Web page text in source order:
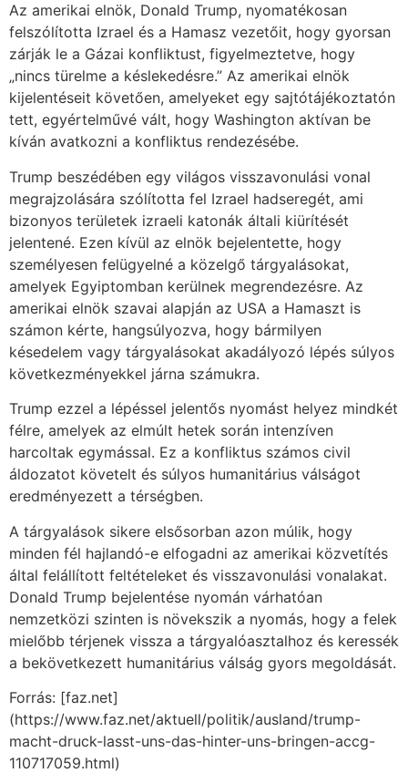
Az amerikai elnök, Donald Trump, nyomatékosan
felszólította Izrael és a Hamasz vezetőit, hogy gyorsan
zárják le a Gázai konfliktust, figyelmeztetve, hogy
„nincs türelme a késlekedésre.” Az amerikai elnök
kijelentéseit követően, amelyeket egy sajtótájékoztatón
tett, egyértelművé vált, hogy Washington aktívan be
kíván avatkozni a konfliktus rendezésébe.
Trump beszédében egy világos visszavonulási vonal
megrajzolására szólította fel Izrael hadseregét, ami
bizonyos területek izraeli katonák általi kiürítését
jelentené. Ezen kívül az elnök bejelentette, hogy
személyesen felügyelné a közelgő tárgyalásokat,
amelyek Egyiptomban kerülnek megrendezésre. Az
amerikai elnök szavai alapján az USA a Hamaszt is
számon kérte, hangsúlyozva, hogy bármilyen
késedelem vagy tárgyalásokat akadályozó lépés súlyos
következményekkel járna számukra.
Trump ezzel a lépéssel jelentős nyomást helyez mindkét
félre, amelyek az elmúlt hetek során intenzíven
harcoltak egymással. Ez a konfliktus számos civil
áldozatot követelt és súlyos humanitárius válságot
eredményezett a térségben.
A tárgyalások sikere elsősorban azon múlik, hogy
minden fél hajlandó-e elfogadni az amerikai közvetítés
által felállított feltételeket és visszavonulási vonalakat.
Donald Trump bejelentése nyomán várhatóan
nemzetközi szinten is növekszik a nyomás, hogy a felek
mielőbb térjenek vissza a tárgyalóasztalhoz és keressék
a bekövetkezett humanitárius válság gyors megoldását.
Forrás: [faz.net]
(https://www.faz.net/aktuell/politik/ausland/trump-
macht-druck-lasst-uns-das-hinter-uns-bringen-accg-
110717059.html)